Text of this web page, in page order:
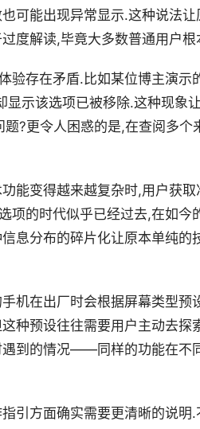
可能出现异常显示.这种说法
度解读,毕竟大多数普通用户
验存在矛盾.比如某位博主演示
示该选项已被移除.这种现象
?更令人困惑的是,在查阅多个
能变得越来越复杂时,用户获
项的时代似乎已经过去,在如今
息分布的碎片化让原本单纯的
机在出厂时会根据屏幕类型预
种预设往往需要用户主动去探
到的情况——同样的功能在不
引方面确实需要更清晰的说明